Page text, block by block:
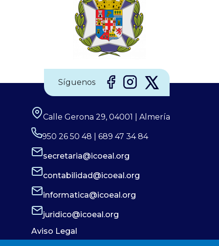
Oftalmológica (SEEOF) y el Hospital Ramón y Cajal de
Madrid, han puesto en marcha diferentes materiales
Síguenos
Calle Gerona 29, 04001 | Almería
950 26 50 48 | 689 47 34 84
secretaria@icoeal.org
contabilidad@icoeal.org
informatica@icoeal.org
juridico@icoeal.org
Aviso Legal